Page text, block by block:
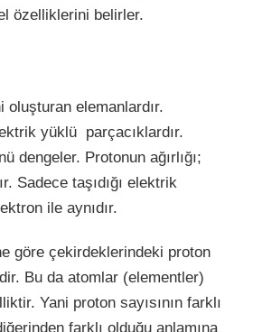
özelliklerini belirler.
oluşturan elemanlardır.
yüklü parçacıklardır.
dengeler. Protonun ağırlığı;
Sadece taşıdığı elektrik
ile aynıdır.
göre çekirdeklerindeki proton
Bu da atomlar (elementler)
Yani proton sayısının farklı
farklı olduğu anlamına